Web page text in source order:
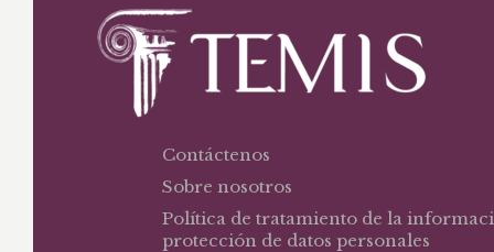
Contáctenos
Sobre nosotros
Política de tratamiento de la
protección de datos personales